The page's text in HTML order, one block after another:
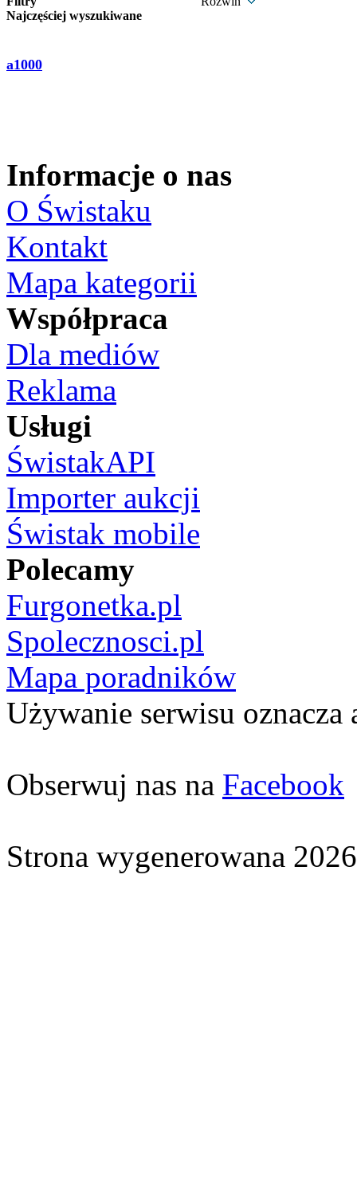
Najczęściej wyszukiwane
a1000
Informacje o nas
O Świstaku
Kontakt
Mapa kategorii
Współpraca
Dla mediów
Reklama
Usługi
ŚwistakAPI
Importer aukcji
Świstak mobile
Polecamy
Furgonetka.pl
Spolecznosci.pl
Mapa poradników
Używanie serwisu oznacza
Obserwuj nas na Facebook
Strona wygenerowana